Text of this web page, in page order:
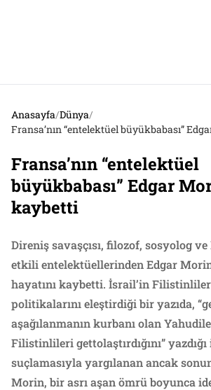
Anasayfa/Dünya/
Fransa’nın “entelektüel
büyükbabası” Edgar
kaybetti
Direniş savaşçısı, filozof, sosyolog ve
etkili entelektüellerinden Edgar Morin
hayatını kaybetti. İsrail’in
politikalarını eleştirdiği bir yazıda,
aşağılanmanın kurbanı olan
Filistinlileri gettolaştırdığını”
suçlamasıyla yargılanan ancak
Morin, bir asrı aşan ömrü boyunca